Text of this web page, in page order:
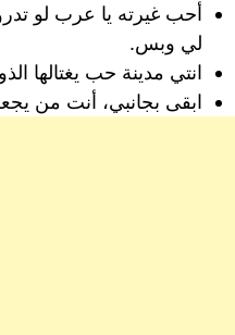
أحب غيرته يا عرب لو
لي وبس.
انتي مدينة حب يغتالها
ابقى بجانبي، أنت من